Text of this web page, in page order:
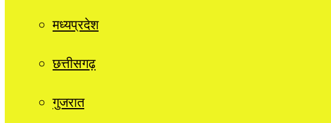
मध्यप्रदेश
छत्तीसगढ़
गुजरात